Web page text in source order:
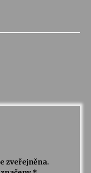
zveřejněna.